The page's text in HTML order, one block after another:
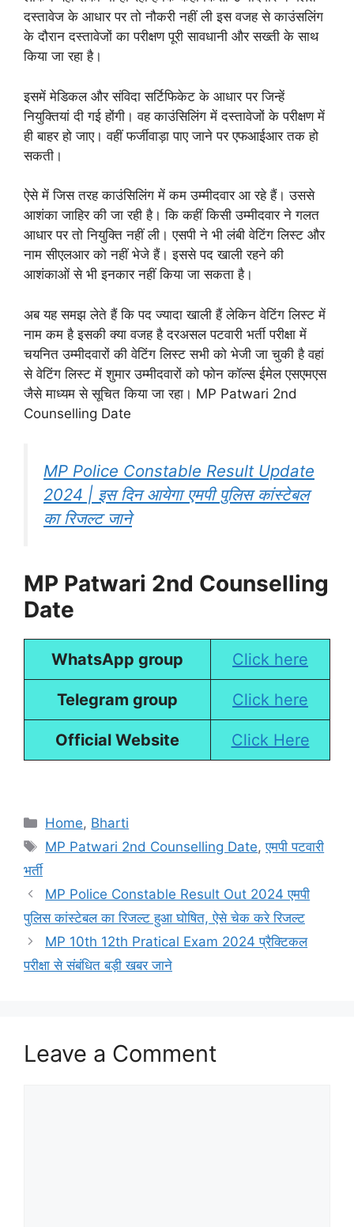
दस्तावेज के आधार पर तो नौकरी नहीं ली इस वजह से काउंसलिंग
के दौरान दस्तावेजों का परीक्षण पूरी सावधानी और सख्ती के साथ
किया जा रहा है।
इसमें मेडिकल और संविदा सर्टिफिकेट के आधार पर जिन्हें
नियुक्तियां दी गई होंगी। वह काउंसिलिंग में दस्तावेजों के परीक्षण में
ही बाहर हो जाए। वहीं फर्जीवाड़ा पाए जाने पर एफआईआर तक हो
सकती।
ऐसे में जिस तरह काउंसिलिंग में कम उम्मीदवार आ रहे हैं। उससे
आशंका जाहिर की जा रही है। कि कहीं किसी उम्मीदवार ने गलत
आधार पर तो नियुक्ति नहीं ली। एसपी ने भी लंबी वेटिंग लिस्ट और
नाम सीएलआर को नहीं भेजे हैं। इससे पद खाली रहने की
आशंकाओं से भी इनकार नहीं किया जा सकता है।
अब यह समझ लेते हैं कि पद ज्यादा खाली हैं लेकिन वेटिंग लिस्ट में
नाम कम है इसकी क्या वजह है दरअसल पटवारी भर्ती परीक्षा में
चयनित उम्मीदवारों की वेटिंग लिस्ट सभी को भेजी जा चुकी है वहां
से वेटिंग लिस्ट में शुमार उम्मीदवारों को फोन कॉल्स ईमेल एसएमएस
जैसे माध्यम से सूचित किया जा रहा। MP Patwari 2nd
Counselling Date
MP Police Constable Result Update
2024 | इस दिन आयेगा एमपी पुलिस कांस्टेबल
का रिजल्ट जाने
MP Patwari 2nd Counselling
Date
WhatsApp group Click here
Telegram group Click here
Official Website Click Here
Categories
Home, Bharti
Tags
MP Patwari 2nd Counselling Date,एमपी पटवारी
भर्ती
MP Police Constable Result Out 2024 एमपी
पुलिस कांस्टेबल का रिजल्ट हुआ घोषित, ऐसे चेक करे रिजल्ट
MP 10th 12th Pratical Exam 2024 प्रैक्टिकल
परीक्षा से संबंधित बड़ी खबर जाने
Leave a Comment